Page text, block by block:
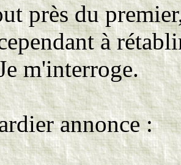
près du
à
m'interroge.
annonce :